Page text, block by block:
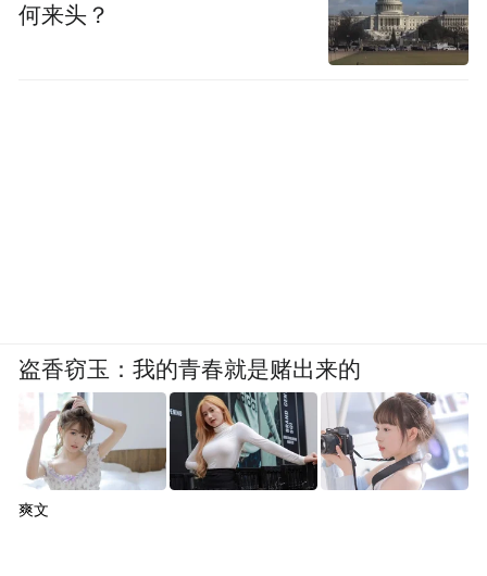
何来头？
盗香窃玉：我的青春就是赌出来的
爽文